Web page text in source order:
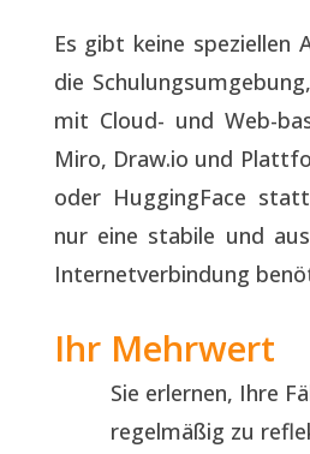
Es gibt keine speziellen
die
mit Cloud- und Web-
Miro, Draw.io und
oder HuggingFace
nur eine stabile und
Internetverbindung
Ihr Mehrwert
Sie erlernen, Ihre
regelmäßig zu